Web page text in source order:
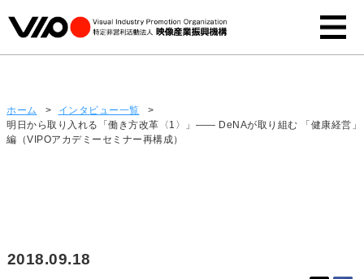
ホーム > インタビュー一覧
>
明日から取り入れる「働き方改革〈1〉」―― DeNAが取り組む 「健康経営」
編（VIPOアカデミーセミナー再構成）
2018.09.18